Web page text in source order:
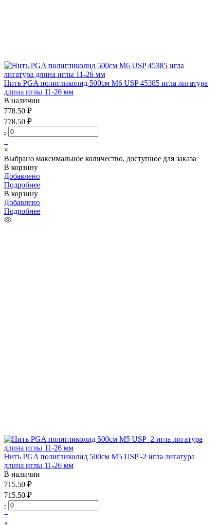
Нить PGA полигликолид 500см М6 USP 45385 игла лигатура
длина иглы 11-26 мм
В наличии
778.50 ₽
778.50 ₽
-
+
×
Выбрано максимальное количество, доступное для заказа
В корзину
Добавлено
Подробнее
В корзину
Добавлено
Подробнее
Нить PGA полигликолид 500см М5 USP -2 игла лигатура
длина иглы 11-26 мм
В наличии
715.50 ₽
715.50 ₽
-
+
×